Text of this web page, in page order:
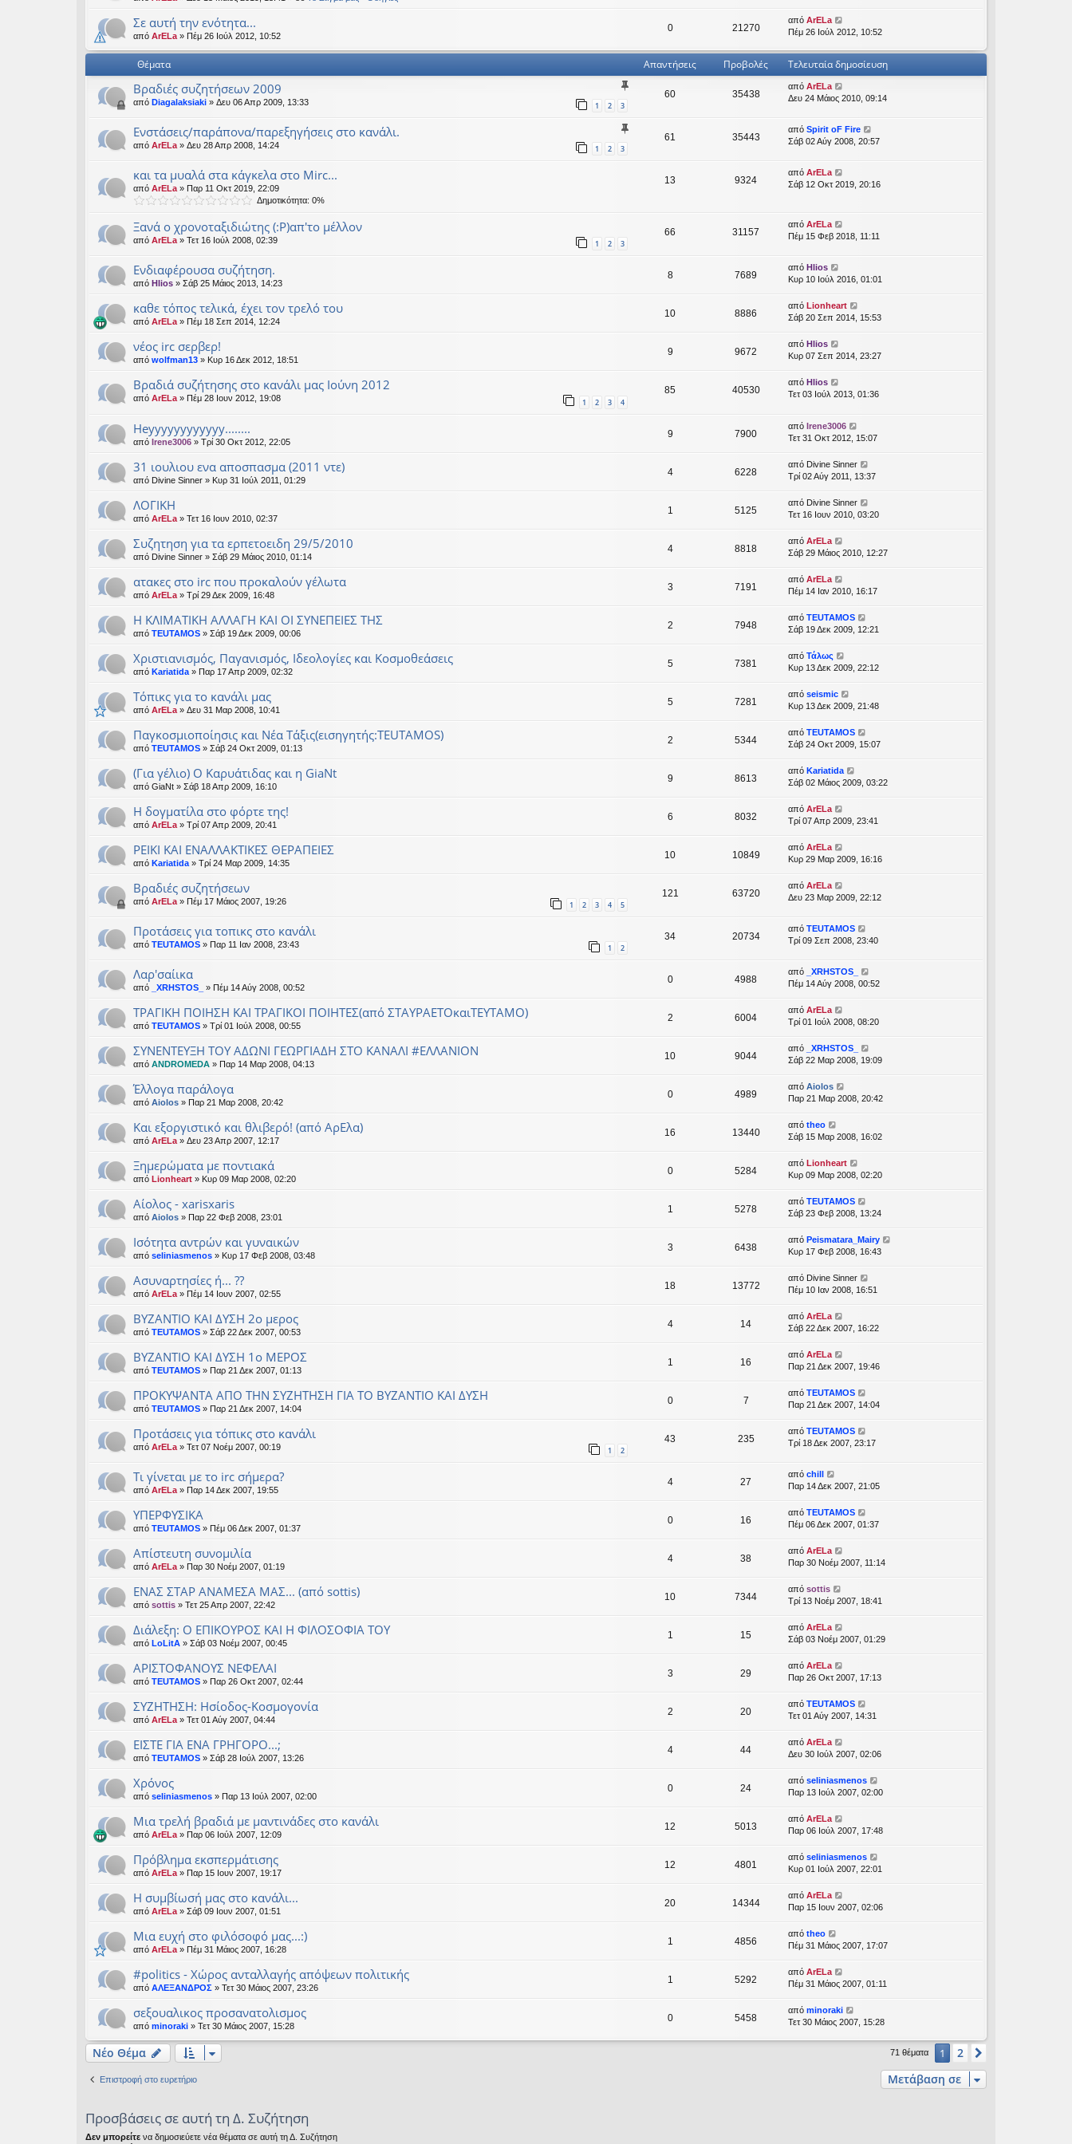
Σε αυτή την ενότητα...
από ArELa » Πέμ 26 Ιούλ 2012, 10:52
0 21270
από ArELa
Πέμ 26 Ιούλ 2012, 10:52
Θέματα Απαντήσεις Προβολές Τελευταία δημοσίευση
Βραδιές συζητήσεων 2009
από Diagalaksiaki » Δευ 06 Απρ 2009, 13:33 1 2 3
60 35438
από ArELa
Δευ 24 Μάιος 2010, 09:14
Eνστάσεις/παράπονα/παρεξηγήσεις στο κανάλι.
από ArELa » Δευ 28 Απρ 2008, 14:24 1 2 3
61 35443
από Spirit oF Fire
Σάβ 02 Αύγ 2008, 20:57
και τα μυαλά στα κάγκελα στο Mirc...
από ArELa » Παρ 11 Οκτ 2019, 22:09
Δημοτικότητα: 0%
13 9324
από ArELa
Σάβ 12 Οκτ 2019, 20:16
Ξανά ο χρονοταξιδιώτης (:Ρ)απ'το μέλλον
από ArELa » Τετ 16 Ιούλ 2008, 02:39 1 2 3
66 31157
από ArELa
Πέμ 15 Φεβ 2018, 11:11
Ενδιαφέρουσα συζήτηση.
από Hlios » Σάβ 25 Μάιος 2013, 14:23
8 7689
από Hlios
Κυρ 10 Ιούλ 2016, 01:01
καθε τόπος τελικά, έχει τον τρελό του
από ArELa» Πέμ 18 Σεπ 2014, 12:24
10 8886
από Lionheart
Σάβ 20 Σεπ 2014, 15:53
νέος irc σερβερ!
από wolfman13 » Κυρ 16 Δεκ 2012, 18:51
9 9672
από Hlios
Κυρ 07 Σεπ 2014, 23:27
Βραδιά συζήτησης στο κανάλι μας Ιούνη 2012
από ArELa» Πέμ 28 Ιουν 2012, 19:08 1 2 3 4
85 40530
από Hlios
Τετ 03 Ιούλ 2013, 01:36
Heyyyyyyyyyyyy........
από Irene3006 » Τρί 30 Οκτ 2012, 22:05
9 7900
από Irene3006
Τετ 31 Οκτ 2012, 15:07
31 ιουλιου ενα αποσπασμα (2011 ντε)
από Divine Sinner » Κυρ 31 Ιούλ 2011, 01:29
4 6228
από Divine Sinner
Τρί 02 Αύγ 2011, 13:37
ΛΟΓΙΚΗ
από ArELa » Τετ 16 Ιουν 2010, 02:37
1 5125
από Divine Sinner
Τετ 16 Ιουν 2010, 03:20
Συζητηση για τα ερπετοειδη 29/5/2010
από Divine Sinner » Σάβ 29 Μάιος 2010, 01:14
4 8818
από ArELa
Σάβ 29 Μάιος 2010, 12:27
ατακες στο irc που προκαλούν γέλωτα
από ArELa » Τρί 29 Δεκ 2009, 16:48
3 7191
από ArELa
Πέμ 14 Ιαν 2010, 16:17
Η ΚΛΙΜΑΤΙΚΗ ΑΛΛΑΓΗ ΚΑΙ ΟΙ ΣΥΝΕΠΕΙΕΣ ΤΗΣ
από TEUTAMOS » Σάβ 19 Δεκ 2009, 00:06
2 7948
από TEUTAMOS
Σάβ 19 Δεκ 2009, 12:21
Χριστιανισμός, Παγανισμός, Ιδεολογίες και Κοσμοθεάσεις
από Kariatida » Παρ 17 Απρ 2009, 02:32
5 7381
από Τάλως
Κυρ 13 Δεκ 2009, 22:12
Τόπικς για το κανάλι μας
από ArELa » Δευ 31 Μαρ 2008, 10:41
5 7281
από seismic
Κυρ 13 Δεκ 2009, 21:48
Παγκοσμιοποίησις και Νέα Τάξις(εισηγητής:TEUTAMOS)
από TEUTAMOS » Σάβ 24 Οκτ 2009, 01:13
2 5344
από TEUTAMOS
Σάβ 24 Οκτ 2009, 15:07
(Για γέλιο) Ο Καρυάτιδας και η GiaNt
από GiaNt » Σάβ 18 Απρ 2009, 16:10
9 8613
από Kariatida
Σάβ 02 Μάιος 2009, 03:22
Η δογματίλα στο φόρτε της!
από ArELa » Τρί 07 Απρ 2009, 20:41
6 8032
από ArELa
Τρί 07 Απρ 2009, 23:41
ΡΕΙΚΙ ΚΑΙ ΕΝΑΛΛΑΚΤΙΚΕΣ ΘΕΡΑΠΕΙΕΣ
από Kariatida » Τρί 24 Μαρ 2009, 14:35
10 10849
από ArELa
Κυρ 29 Μαρ 2009, 16:16
Βραδιές συζητήσεων
από ArELa » Πέμ 17 Μάιος 2007, 19:26 1 2 3 4 5
121 63720
από ArELa
Δευ 23 Μαρ 2009, 22:12
Προτάσεις για τοπικς στο κανάλι
από TEUTAMOS » Παρ 11 Ιαν 2008, 23:43 1 2
34 20734
από TEUTAMOS
Τρί 09 Σεπ 2008, 23:40
Λαρ'σαίικα
από _XRHSTOS_ » Πέμ 14 Αύγ 2008, 00:52
0 4988
από
_XRHSTOS_
Πέμ 14 Αύγ 2008, 00:52
ΤΡΑΓΙΚΗ ΠΟΙΗΣΗ ΚΑΙ ΤΡΑΓΙΚΟΙ ΠΟΙΗΤΕΣ(από ΣΤΑΥΡΑΕΤΟκαιΤΕΥΤΑMO)
από TEUTAMOS » Τρί 01 Ιούλ 2008, 00:55
2 6004
από ArELa
Τρί 01 Ιούλ 2008, 08:20
ΣΥΝΕΝΤΕΥΞΗ ΤΟΥ ΑΔΩΝΙ ΓΕΩΡΓΙΑΔΗ ΣΤΟ ΚΑΝΑΛΙ #ΕΛΛΑΝΙΟΝ
από ANDROMEDA » Παρ 14 Μαρ 2008, 04:13
10 9044
από
_XRHSTOS_
Σάβ 22 Μαρ 2008, 19:09
Έλλογα παράλογα
από Aiolos » Παρ 21 Μαρ 2008, 20:42
0 4989
από Aiolos
Παρ 21 Μαρ 2008, 20:42
Και εξοργιστικό και θλιβερό! (από ΑρΕλα)
από ArELa » Δευ 23 Απρ 2007, 12:17
16 13440
από theo
Σάβ 15 Μαρ 2008, 16:02
Ξημερώματα με ποντιακά
από Lionheart » Κυρ 09 Μαρ 2008, 02:20
0 5284
από Lionheart
Κυρ 09 Μαρ 2008, 02:20
Αίολος - xarisxaris
από Aiolos » Παρ 22 Φεβ 2008, 23:01
1 5278
από TEUTAMOS
Σάβ 23 Φεβ 2008, 13:24
Iσότητα αντρών και γυναικών
από seliniasmenos » Κυρ 17 Φεβ 2008, 03:48
3 6438
από Peismatara_Mairy
Κυρ 17 Φεβ 2008, 16:43
Ασυναρτησίες ή... ??
από ArELa » Πέμ 14 Ιουν 2007, 02:55
18 13772
από Divine Sinner
Πέμ 10 Ιαν 2008, 16:51
ΒΥΖΑΝΤΙΟ ΚΑΙ ΔΥΣΗ 2ο μερος
από TEUTAMOS » Σάβ 22 Δεκ 2007, 00:53
4 14
από ArELa
Σάβ 22 Δεκ 2007, 16:22
ΒΥΖΑΝΤΙΟ ΚΑΙ ΔΥΣΗ 1ο ΜΕΡΟΣ
από TEUTAMOS » Παρ 21 Δεκ 2007, 01:13
1 16
από ArELa
Παρ 21 Δεκ 2007, 19:46
ΠΡΟΚΥΨΑΝΤΑ ΑΠΟ ΤΗΝ ΣΥΖΗΤΗΣΗ ΓΙΑ ΤΟ ΒΥΖΑΝΤΙΟ ΚΑΙ ΔΥΣΗ
από TEUTAMOS » Παρ 21 Δεκ 2007, 14:04
0 7
από TEUTAMOS
Παρ 21 Δεκ 2007, 14:04
Προτάσεις για τόπικς στο κανάλι
από ArELa » Τετ 07 Νοέμ 2007, 00:19 1 2
43 235
από TEUTAMOS
Τρί 18 Δεκ 2007, 23:17
Τι γίνεται με το irc σήμερα?
από ArELa » Παρ 14 Δεκ 2007, 19:55
4 27
από chill
Παρ 14 Δεκ 2007, 21:05
ΥΠΕΡΦΥΣΙΚΑ
από TEUTAMOS » Πέμ 06 Δεκ 2007, 01:37
0 16
από TEUTAMOS
Πέμ 06 Δεκ 2007, 01:37
Απίστευτη συνομιλία
από ArELa » Παρ 30 Νοέμ 2007, 01:19
4 38
από ArELa
Παρ 30 Νοέμ 2007, 11:14
ΕΝΑΣ ΣΤΑΡ ΑΝΑΜΕΣΑ ΜΑΣ... (από sottis)
από sottis » Τετ 25 Απρ 2007, 22:42
10 7344
από sottis
Τρί 13 Νοέμ 2007, 18:41
Διάλεξη: O EΠΙΚΟΥΡΟΣ ΚΑΙ Η ΦΙΛΟΣΟΦΙΑ ΤΟΥ
από LoLitA » Σάβ 03 Νοέμ 2007, 00:45
1 15
από ArELa
Σάβ 03 Νοέμ 2007, 01:29
ΑΡΙΣΤΟΦΑΝΟΥΣ ΝΕΦΕΛΑΙ
από TEUTAMOS » Παρ 26 Οκτ 2007, 02:44
3 29
από ArELa
Παρ 26 Οκτ 2007, 17:13
ΣΥΖΗΤΗΣΗ: Ησίοδος-Κοσμογονία
από ArELa » Τετ 01 Αύγ 2007, 04:44
2 20
από TEUTAMOS
Τετ 01 Αύγ 2007, 14:31
ΕΙΣΤΕ ΓΙΑ ΕΝΑ ΓΡΗΓΟΡΟ...;
από TEUTAMOS » Σάβ 28 Ιούλ 2007, 13:26
4 44
από ArELa
Δευ 30 Ιούλ 2007, 02:06
Χρόνος
από seliniasmenos » Παρ 13 Ιούλ 2007, 02:00
0 24
από seliniasmenos
Παρ 13 Ιούλ 2007, 02:00
Μια τρελή βραδιά με μαντινάδες στο κανάλι
από ArELa » Παρ 06 Ιούλ 2007, 12:09
12 5013
από ArELa
Παρ 06 Ιούλ 2007, 17:48
Πρόβλημα εκσπερμάτισης
από ArELa » Παρ 15 Ιουν 2007, 19:17
12 4801
από seliniasmenos
Κυρ 01 Ιούλ 2007, 22:01
H συμβίωσή μας στο κανάλι...
από ArELa » Σάβ 09 Ιουν 2007, 01:51
20 14344
από ArELa
Παρ 15 Ιουν 2007, 02:06
Μια ευχή στο φιλόσοφό μας...:)
από ArELa » Πέμ 31 Μάιος 2007, 16:28
1 4856
από theo
Πέμ 31 Μάιος 2007, 17:07
#politics - Χώρος ανταλλαγής απόψεων πολιτικής
από ΑΛΕΞΑΝΔΡΟΣ » Τετ 30 Μάιος 2007, 23:26
1 5292
από ArELa
Πέμ 31 Μάιος 2007, 01:11
σεξουαλικος προσανατολισμος
από minoraki » Τετ 30 Μάιος 2007, 15:28
0 5458
από minoraki
Τετ 30 Μάιος 2007, 15:28
Νέο Θέμα 71 θέματα 1 2
Επιστροφή στο ευρετήριο Μετάβαση σε
Προσβάσεις σε αυτή τη Δ. Συζήτηση
Δεν μπορείτε να δημοσιεύετε νέα θέματα σε αυτή τη Δ. Συζήτηση